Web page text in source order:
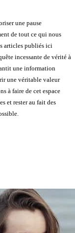
une pause
de tout ce qui nous
articles publiés ici
incessante de vérité à
une information
une véritable valeur
à faire de cet espace
et rester au fait des